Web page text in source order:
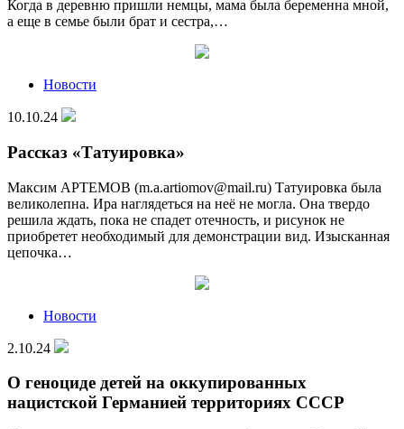
Когда в деревню пришли немцы, мама была беременна мной,
а еще в семье были брат и сестра,…
Новости
10.10.24
Рассказ «Татуировка»
Максим АРТЕМОВ (m.a.artiomov@mail.ru) Татуировка была
великолепна. Ира наглядеться на неё не могла. Она твердо
решила ждать, пока не спадет отечность, и рисунок не
приобретет необходимый для демонстрации вид. Изысканная
цепочка…
Новости
2.10.24
О геноциде детей на оккупированных
нацистской Германией территориях СССР